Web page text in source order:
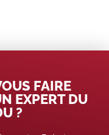
FAIRE
EXPERT DU
?